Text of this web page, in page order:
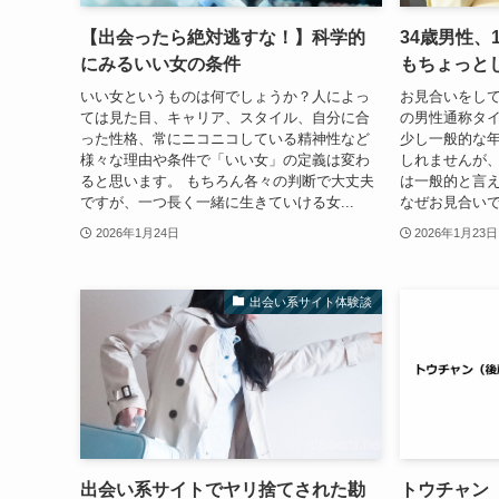
【出会ったら絶対逃すな！】科学的
にみるいい女の条件
いい女というものは何でしょうか？人によっ
ては見た目、キャリア、スタイル、自分に合
った性格、常にニコニコしている精神性など
様々な理由や条件で「いい女」の定義は変わ
ると思います。 もちろん各々の判断で大丈夫
ですが、一つ長く一緒に生きていける女...
2026年1月24日
34歳男性、
もちょっと
お見合いをし
の男性通称タ
少し一般的な
しれませんが
は一般的と言
なぜお見合い
2026年1月23日
出会い系サイト体験談
出会い系サイトでヤリ捨てされた勘 トウチャン